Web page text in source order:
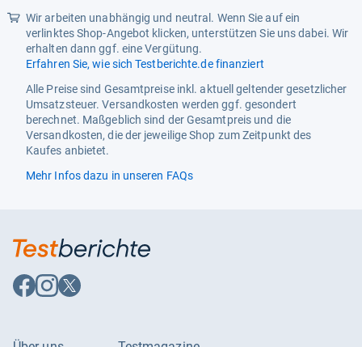
Wir arbeiten unabhängig und neutral. Wenn Sie auf ein
verlinktes Shop-Angebot klicken, unterstützen Sie uns dabei. Wir
erhalten dann ggf. eine Vergütung.
Erfahren Sie, wie sich Testberichte.de finanziert
Alle Preise sind Gesamtpreise inkl. aktuell geltender gesetzlicher
Umsatzsteuer. Versandkosten werden ggf. gesondert
berechnet. Maßgeblich sind der Gesamtpreis und die
Versandkosten, die der jeweilige Shop zum Zeitpunkt des
Kaufes anbietet.
Mehr Infos dazu in unseren FAQs
Auf
Facebook
Auf
Instagram
Auf
X